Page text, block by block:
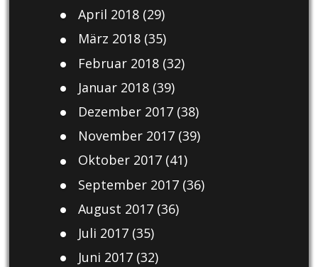
April 2018(29)
März 2018(35)
Februar 2018(32)
Januar 2018(39)
Dezember 2017(38)
November 2017(39)
Oktober 2017(41)
September 2017(36)
August 2017(36)
Juli 2017(35)
Juni 2017(32)